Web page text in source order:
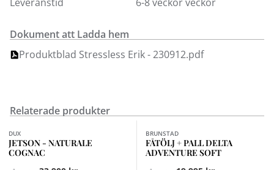
butiker.
Dokument att Ladda hem
Produktblad Stressless Erik - 230912.pdf
Relaterade produkter
DUX
JETSON - NATURALE
COGNAC
BRUNSTAD
FÅTÖLJ + PALL DELTA
ADVENTURE SOFT